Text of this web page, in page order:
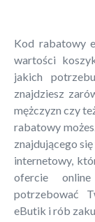
Kod rabatowy
wartości
jakich
znajdziesz
mężczyzn czy
rabatowy
znajdującego
internetowy,
ofercie
potrzebować
eButik i rób